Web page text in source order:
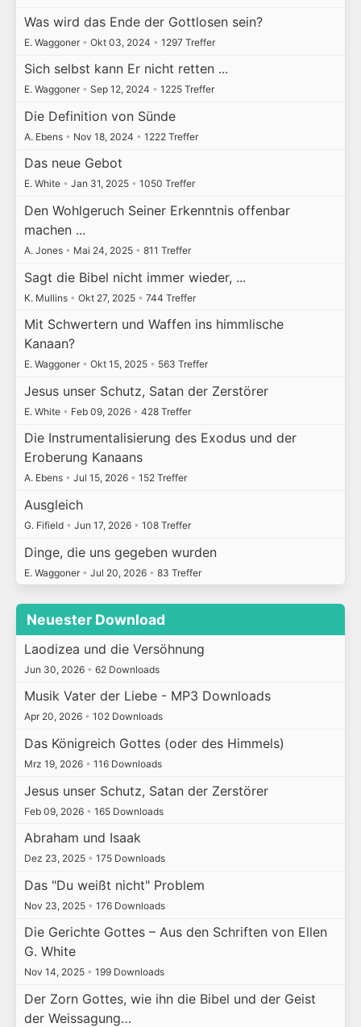
Was wird das Ende der Gottlosen sein?
E. Waggoner • Okt 03, 2024 • 1297 Treffer
Sich selbst kann Er nicht retten ...
E. Waggoner • Sep 12, 2024 • 1225 Treffer
Die Definition von Sünde
A. Ebens • Nov 18, 2024 • 1222 Treffer
Das neue Gebot
E. White • Jan 31, 2025 • 1050 Treffer
Den Wohlgeruch Seiner Erkenntnis offenbar
machen ...
A. Jones • Mai 24, 2025 • 811 Treffer
Sagt die Bibel nicht immer wieder, ...
K. Mullins • Okt 27, 2025 • 744 Treffer
Mit Schwertern und Waffen ins himmlische
Kanaan?
E. Waggoner • Okt 15, 2025 • 563 Treffer
Jesus unser Schutz, Satan der Zerstörer
E. White • Feb 09, 2026 • 428 Treffer
Die Instrumentalisierung des Exodus und der
Eroberung Kanaans
A. Ebens • Jul 15, 2026 • 152 Treffer
Ausgleich
G. Fifield • Jun 17, 2026 • 108 Treffer
Dinge, die uns gegeben wurden
E. Waggoner • Jul 20, 2026 • 83 Treffer
Neuester Download
Laodizea und die Versöhnung
Jun 30, 2026 • 62 Downloads
Musik Vater der Liebe - MP3 Downloads
Apr 20, 2026 • 102 Downloads
Das Königreich Gottes (oder des Himmels)
Mrz 19, 2026 • 116 Downloads
Jesus unser Schutz, Satan der Zerstörer
Feb 09, 2026 • 165 Downloads
Abraham und Isaak
Dez 23, 2025 • 175 Downloads
Das "Du weißt nicht" Problem
Nov 23, 2025 • 176 Downloads
Die Gerichte Gottes – Aus den Schriften von Ellen
G. White
Nov 14, 2025 • 199 Downloads
Der Zorn Gottes, wie ihn die Bibel und der Geist
der Weissagung…